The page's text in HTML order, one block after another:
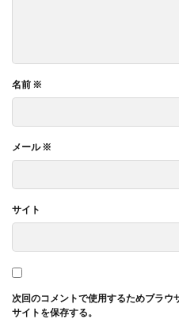
名前 ※
メール※
サイト
次回のコメントで使用するためブラウ
サイトを保存する。